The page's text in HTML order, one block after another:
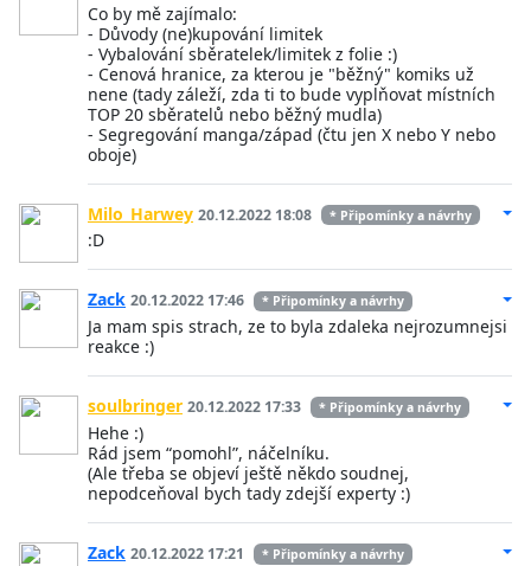
Co by mě zajímalo:
- Důvody (ne)kupování limitek
- Vybalování sběratelek/limitek z folie :)
- Cenová hranice, za kterou je "běžný" komiks už
nene (tady záleží, zda ti to bude vyplňovat místních
TOP 20 sběratelů nebo běžný mudla)
- Segregování manga/západ (čtu jen X nebo Y nebo
oboje)
Milo_Harwey 20.12.2022 18:08 * Připomínky a návrhy
:D
Zack 20.12.2022 17:46 * Připomínky a návrhy
Ja mam spis strach, ze to byla zdaleka nejrozumnejsi
reakce :)
soulbringer 20.12.2022 17:33 * Připomínky a návrhy
Hehe :)
Rád jsem “pomohl”, náčelníku.
(Ale třeba se objeví ještě někdo soudnej,
nepodceňoval bych tady zdejší experty :)
Zack 20.12.2022 17:21 * Připomínky a návrhy